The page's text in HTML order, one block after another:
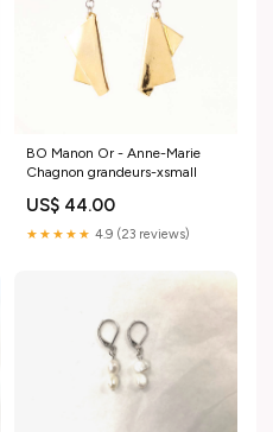
BO Manon Or - Anne-Marie
Chagnon grandeurs-xsmall
US$ 44.00
★★★★★ 4.9 (23 reviews)